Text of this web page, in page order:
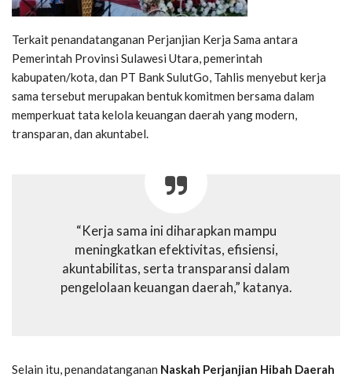
Terkait penandatanganan Perjanjian Kerja Sama antara
Pemerintah Provinsi Sulawesi Utara, pemerintah
kabupaten/kota, dan PT Bank SulutGo, Tahlis menyebut kerja
sama tersebut merupakan bentuk komitmen bersama dalam
memperkuat tata kelola keuangan daerah yang modern,
transparan, dan akuntabel.
“Kerja sama ini diharapkan mampu
meningkatkan efektivitas, efisiensi,
akuntabilitas, serta transparansi dalam
pengelolaan keuangan daerah,” katanya.
Selain itu, penandatanganan Naskah Perjanjian Hibah Daerah